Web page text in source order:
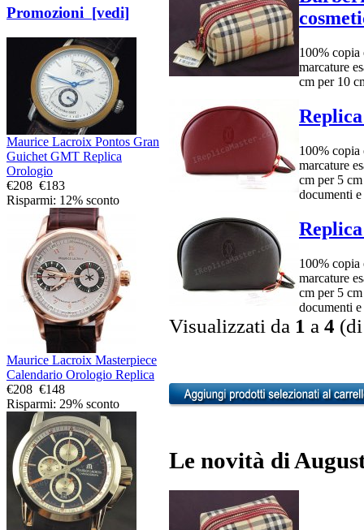
Promozioni [vedi]
Maurice Lacroix Pontos Gran
Guichet GMT Replica
Orologio
€208 €183
Risparmi: 12% sconto
Maurice Lacroix Masterpiece
Calendario Orologio Replica
€208 €148
Risparmi: 29% sconto
100% copia
marcature
cm per 10
100% copia
marcature
cm per 5
documenti
100% copia
marcature
cm per 5
documenti
Visualizzati da 1 a 4
Le novità di